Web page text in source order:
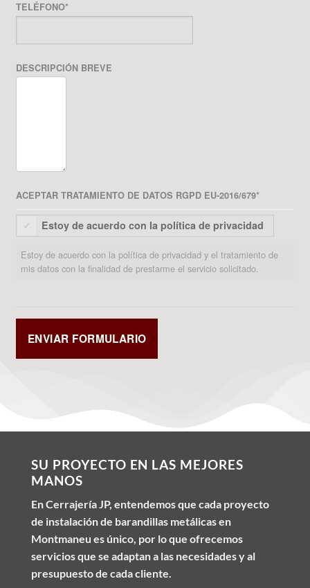
TELÉFONO*
DESCRIPCIÓN BREVE
ACEPTAR TRATAMIENTO DE DATOS RGPD EU-2016/679*
Estoy de acuerdo con la política de privacidad
Estoy de acuerdo con la política de privacidad y el tratamiento de
mis datos con la finalidad de prestarme el servicio solicitado.
SU PROYECTO EN LAS MEJORES
MANOS
En Cerrajería JP, entendemos que cada proyecto
de instalación de barandillas metálicas en
Montmaneu es único, por lo que ofrecemos
servicios que se adaptan a las necesidades y al
presupuesto de cada cliente.